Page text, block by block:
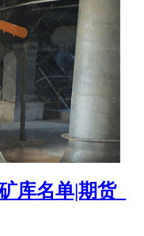
库名单|期货_